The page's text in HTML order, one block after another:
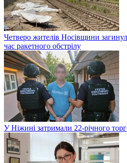
Четверо жителів Носівщини
час ракетного обстрілу
У Ніжині затримали 22-річного